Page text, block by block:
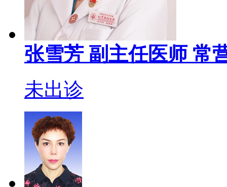
张雪芳 副主任医师 常
未出诊